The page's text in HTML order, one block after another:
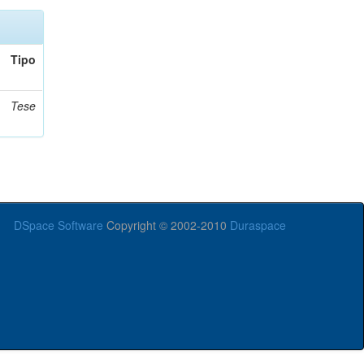
Tipo
Tese
DSpace Software Copyright © 2002-2010 Duraspace